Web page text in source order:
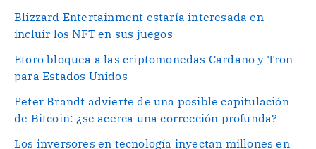
Blizzard Entertainment estaría interesada en
incluir los NFT en sus juegos
Etoro bloquea a las criptomonedas Cardano y Tron
para Estados Unidos
Peter Brandt advierte de una posible capitulación
de Bitcoin: ¿se acerca una corrección profunda?
Los inversores en tecnología inyectan millones en